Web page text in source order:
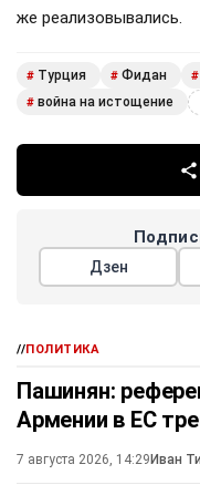
же реализовывались.
# Турция # Фидан #
# война на истощение
Дзен
//ПОЛИТИКА
Пашинян:
Армении в ЕС
7 августа 2026, 14:29 Иван